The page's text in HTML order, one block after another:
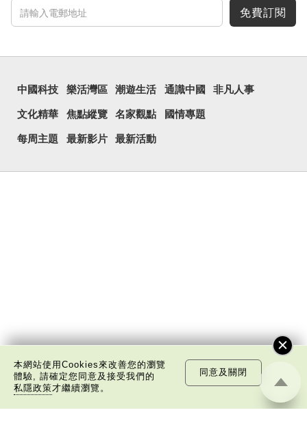
免費訂閱
中國科技 樂活灣區 潮遊生活 通識中國 非凡人事
文化精華 焦點縱覽 名家觀點 國情專題
每周主題 最新影片 最新活動
本網站使用Cookies來改善您的瀏覽
體驗, 請確定您同意及接受我們的
私隱政策才繼續瀏覽。
同意及關閉